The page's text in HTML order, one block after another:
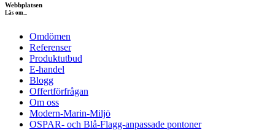
Webbplatsen
Läs om...
Omdömen
Referenser
Produktutbud
E-handel
Blogg
Offertförfrågan
Om oss
Modern-Marin-Miljö
OSPAR- och Blå-Flagg-anpassade pontoner